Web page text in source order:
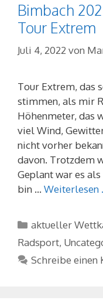
Bimbach
Tour Extrem
Juli 4, 2022 von
Tour Extrem, das
stimmen, als mir
Höhenmeter, das
viel Wind,
nicht vorher
davon. Trotzdem
Geplant war es
bin … Weiterlesen
Kategorien
aktueller
Radsport,
Schreibe einen